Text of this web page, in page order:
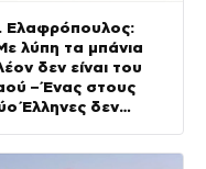
Ελαφρόπουλος:
λύπη τα μπάνια
δεν είναι του
– Ένας στους
Έλληνες δεν